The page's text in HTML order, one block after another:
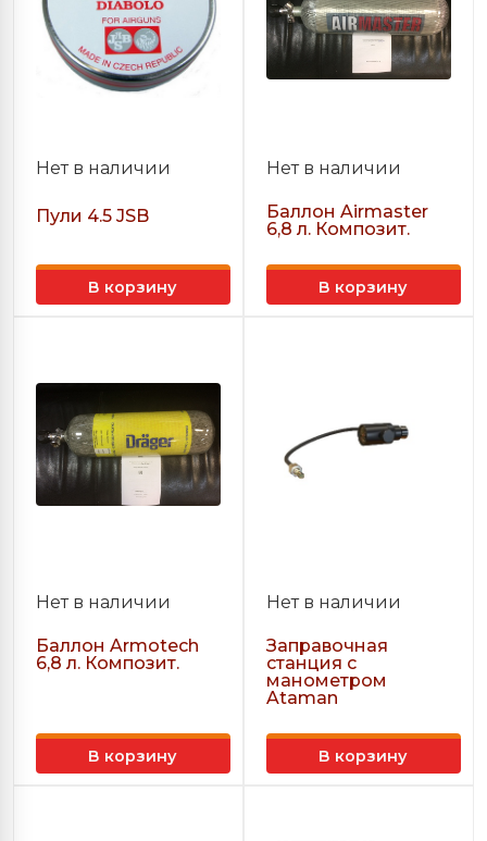
Нет в наличии
Пули 4.5 JSB
В корзину
Нет в наличии
Баллон Airmaster
6,8 л. Композит.
В корзину
Нет в наличии
Баллон Armotech
6,8 л. Композит.
В корзину
Нет в наличии
Заправочная
станция с
манометром
Ataman
В корзину